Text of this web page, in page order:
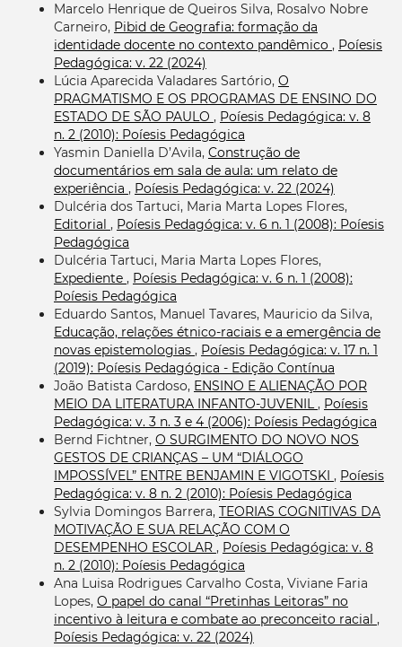
Marcelo Henrique de Queiros Silva, Rosalvo Nobre
Carneiro, Pibid de Geografia: formação da
identidade docente no contexto pandêmico , Poíesis
Pedagógica: v. 22 (2024)
Lúcia Aparecida Valadares Sartório, O
PRAGMATISMO E OS PROGRAMAS DE ENSINO DO
ESTADO DE SÃO PAULO , Poíesis Pedagógica: v. 8
n. 2 (2010): Poíesis Pedagógica
Yasmin Daniella D’Avila, Construção de
documentários em sala de aula: um relato de
experiência , Poíesis Pedagógica: v. 22 (2024)
Dulcéria dos Tartuci, Maria Marta Lopes Flores,
Editorial , Poíesis Pedagógica: v. 6 n. 1 (2008): Poíesis
Pedagógica
Dulcéria Tartuci, Maria Marta Lopes Flores,
Expediente , Poíesis Pedagógica: v. 6 n. 1 (2008):
Poíesis Pedagógica
Eduardo Santos, Manuel Tavares, Mauricio da Silva,
Educação, relações étnico-raciais e a emergência de
novas epistemologias , Poíesis Pedagógica: v. 17 n. 1
(2019): Poíesis Pedagógica - Edição Contínua
João Batista Cardoso, ENSINO E ALIENAÇÃO POR
MEIO DA LITERATURA INFANTO-JUVENIL, Poíesis
Pedagógica: v. 3 n. 3 e 4 (2006): Poíesis Pedagógica
Bernd Fichtner, O SURGIMENTO DO NOVO NOS
GESTOS DE CRIANÇAS – UM “DIÁLOGO
IMPOSSÍVEL” ENTRE BENJAMIN E VIGOTSKI , Poíesis
Pedagógica: v. 8 n. 2 (2010): Poíesis Pedagógica
Sylvia Domingos Barrera, TEORIAS COGNITIVAS DA
MOTIVAÇÃO E SUA RELAÇÃO COM O
DESEMPENHO ESCOLAR , Poíesis Pedagógica: v. 8
n. 2 (2010): Poíesis Pedagógica
Ana Luisa Rodrigues Carvalho Costa, Viviane Faria
Lopes, O papel do canal “Pretinhas Leitoras” no
incentivo à leitura e combate ao preconceito racial ,
Poíesis Pedagógica: v. 22 (2024)